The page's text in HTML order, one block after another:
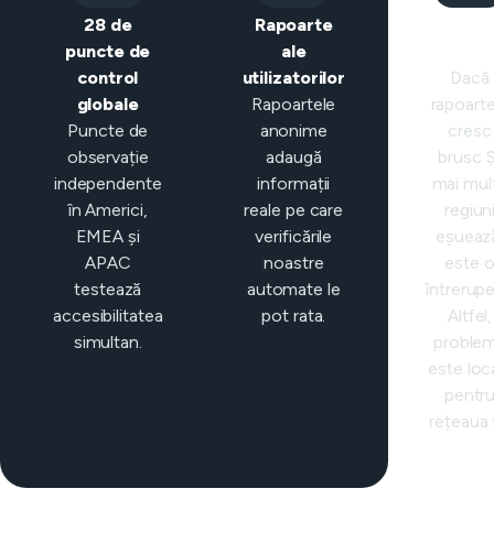
28 de
puncte de
control
globale
Puncte de
observație
independente
în Americi,
EMEA și
APAC
testează
accesibilitatea
simultan.
Rapoarte
ale
utilizatorilor
Rapoartele
anonime
adaugă
informații
reale pe care
verificările
noastre
automate le
pot rata.
Dacă
cresc
brusc
mai
este o
Altfel,
este
rețeaua